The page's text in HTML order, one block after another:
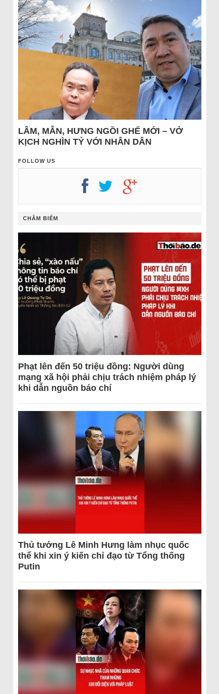
LÂM, MẪN, HƯNG NGỒI GHẾ MỚI – VỞ
KỊCH NGHÌN TỶ VỚI NHÂN DÂN
FOLLOW US
CHÂM BIẾM
Phạt lên đến 50 triệu đồng: Người dùng
mạng xã hội phải chịu trách nhiệm pháp lý
khi dẫn nguồn báo chí
Thủ tướng Lê Minh Hưng làm nhục quốc
thể khi xin ý kiến chỉ đạo từ Tổng thống
Putin